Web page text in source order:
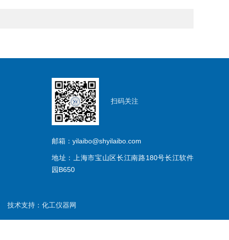
扫码关注
邮箱：yilaibo@shyilaibo.com
地址：上海市宝山区长江南路180号长江软件
园B650
技术支持： 化工仪器网